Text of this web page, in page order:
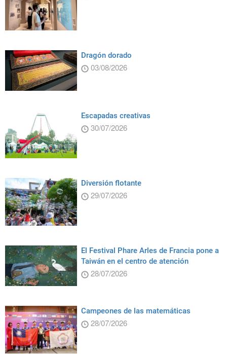
Dragón dorado
03/08/2026
Escapadas creativas
30/07/2026
Diversión flotante
29/07/2026
El Festival Phare Arles de Francia pone a
Taiwán en el centro de atención
28/07/2026
Campeones de las matemáticas
28/07/2026